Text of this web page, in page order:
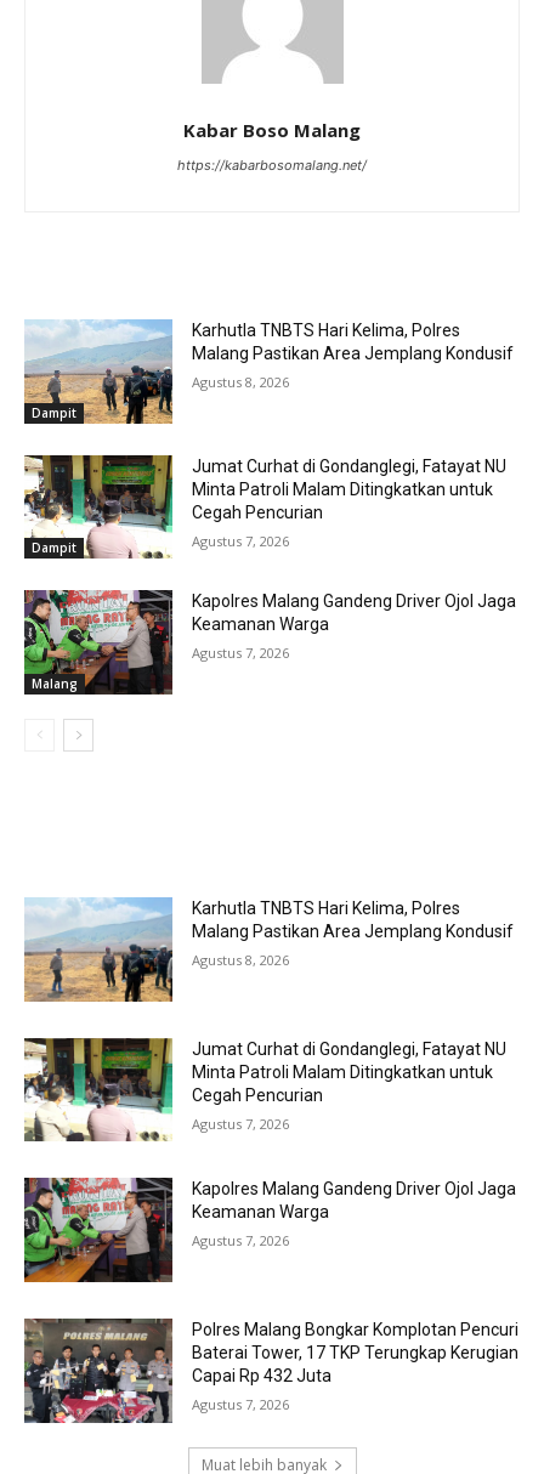
Kabar Boso Malang
https://kabarbosomalang.net/
Dampit
Karhutla TNBTS Hari Kelima, Polres
Malang Pastikan Area Jemplang Kondusif
Agustus 8, 2026
Dampit
Jumat Curhat di Gondanglegi, Fatayat NU
Minta Patroli Malam Ditingkatkan untuk
Cegah Pencurian
Agustus 7, 2026
Malang
Kapolres Malang Gandeng Driver Ojol Jaga
Keamanan Warga
Agustus 7, 2026
Karhutla TNBTS Hari Kelima, Polres
Malang Pastikan Area Jemplang Kondusif
Agustus 8, 2026
Jumat Curhat di Gondanglegi, Fatayat NU
Minta Patroli Malam Ditingkatkan untuk
Cegah Pencurian
Agustus 7, 2026
Kapolres Malang Gandeng Driver Ojol Jaga
Keamanan Warga
Agustus 7, 2026
Polres Malang Bongkar Komplotan Pencuri
Baterai Tower, 17 TKP Terungkap Kerugian
Capai Rp 432 Juta
Agustus 7, 2026
Muat lebih banyak